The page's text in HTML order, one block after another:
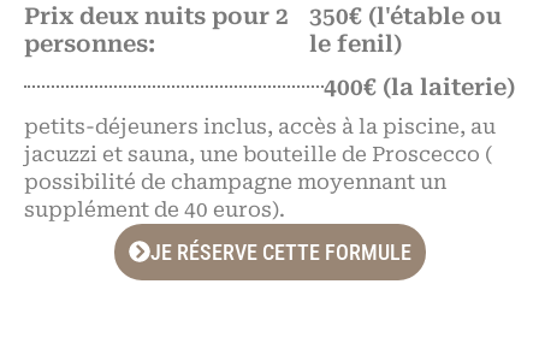
Prix deux nuits pour 2
personnes:
350€ (l'étable ou
le fenil)
400€ (la laiterie)
petits-déjeuners inclus, accès à la piscine, au
jacuzzi et sauna, une bouteille de Proscecco (
possibilité de champagne moyennant un
supplément de 40 euros).
JE RÉSERVE CETTE FORMULE